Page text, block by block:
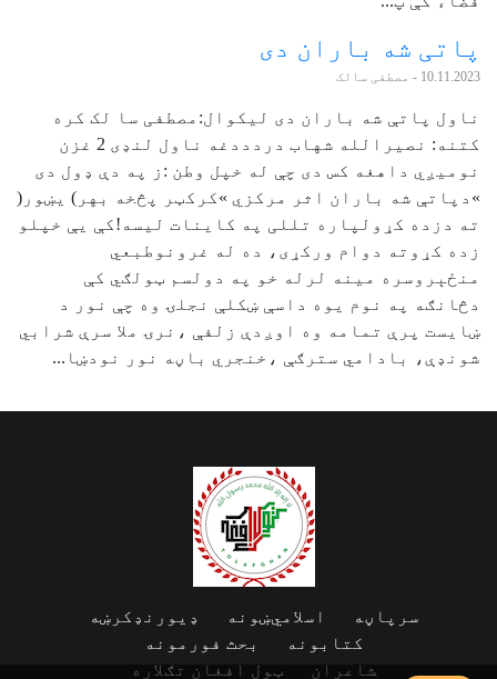
پاتی شه باران دی
10.11.2023 - مصطفی سالک
ناول پاتې شه باران دی لیکوال:مصطفی سا لک کره
کتنه: نصیرالله شهاب دردددغه ناول لنډی 2 غزن
نومیږي داهغه کس دی چې له خپل وطن :ز په دې ډول دی
»دپاتې شه باران اثر مرکزي »کرکټر پڅخه بهر) یښور(
ته دزده کړولپاره تللی په کاینات لیسه!کې یې خپلو
زده کړوته دوام ورکړی، ده له غرونوطبعي
منځېروسره مینه لرله خو په دولسم ټولګي کې
دڅانګه په نوم یوه داسې ښکلې نجلۍ وه چې نور د
ښایست پرې تمامه وه اوږدې زلفې ،نرۍ ملا سرې شرابي
شونډې، بادامي سترګې ،خنجري باڼه نور نودښا...
سرپاڼه اسلامي‌ښونه
ډیورنډ‌کرښه
کتابونه
بحث فورمونه
شاعران
ټول افغان تګلاره